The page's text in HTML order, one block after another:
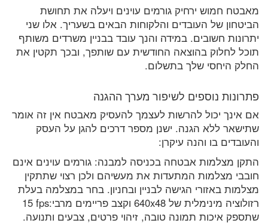
מאבטח חמוש ירחיק גורמים עוינים ויעלה את תחושת
הביטחון של העובדים והלקוחות הבאים בשעריך. אלו שני
יתרונות חשובים. במידה והנך עובד בבניין משרדים משותף
תוכל לחלוק בהוצאה החודשית עם שותפך, ובכך תקטין את
החלק היחסי שלך בתשלום.
פתרונות נוספים לשיפור מערך ההגנה
אם אינך יכול להרשות לעצמך להעסיק מאבטח אין זה אומר
שתישאר ללא הגנה. ישנן מספר דרכים להגן על העסק
והעובדים בו והנה עיקרן:
התקן מצלמות אבטחה בכניסה למבנה: גורמים עוינים אינם
חובבי מצלמות המתעדות את מעשיהם ולכן רצוי שתתקין
מצלמות באזורי הגישה לבניין ובחניון. בחר במצלמה בעלת
רזולוציה מינימלית של 640x48 וקצב פריימים מרבי:fps‏ 15
שתספק איכות תמונה טובה, זיהוי פרטים, צבעים ותנועה.